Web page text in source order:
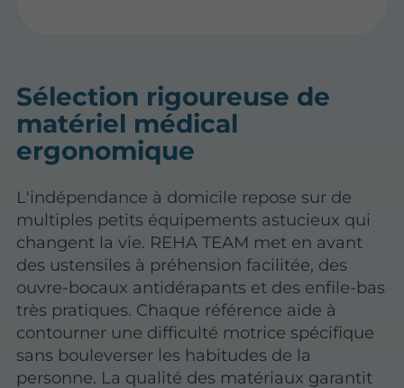
Sélection rigoureuse de
matériel médical
ergonomique
L'indépendance à domicile repose sur de
multiples petits équipements astucieux qui
changent la vie. REHA TEAM met en avant
des ustensiles à préhension facilitée, des
ouvre-bocaux antidérapants et des enfile-bas
très pratiques. Chaque référence aide à
contourner une difficulté motrice spécifique
sans bouleverser les habitudes de la
personne. La qualité des matériaux garantit